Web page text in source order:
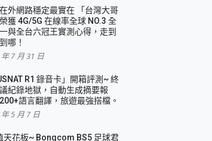
影 & 煥彩流動 」的沈浸
鼠 開箱 評測
終極桌面體驗
外網路穩定最實在 「台灣大哥
獲 4G/5G 在線率全球 NO.3 全
與全台六冠王實測心得，走到
哪！
7 月 31 日
R1 錄音卡」開箱評測~ 終
紀錄地獄，自動生成摘要報
語言翻譯，旅遊最強搭檔。
5 月 7 日
天花板~ Bongcom BS5 足球君